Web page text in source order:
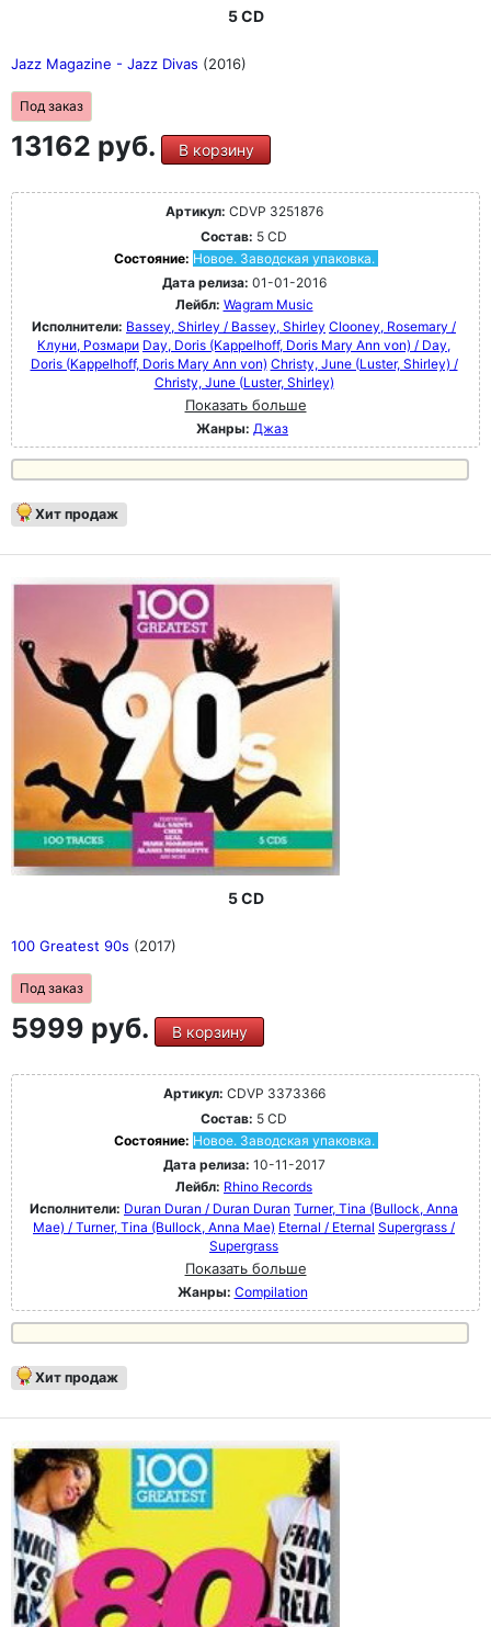
5 CD
Jazz Magazine - Jazz Divas (2016)
Под заказ
13162 руб. В корзину
Артикул: CDVP 3251876
Состав: 5 CD
Состояние: Новое. Заводская упаковка.
Дата релиза: 01-01-2016
Лейбл: Wagram Music
Исполнители: Bassey, Shirley / Bassey, Shirley Clooney, Rosemary /
Клуни, Розмари Day, Doris (Kappelhoff, Doris Mary Ann von) / Day,
Doris (Kappelhoff, Doris Mary Ann von) Christy, June (Luster, Shirley) /
Christy, June (Luster, Shirley)
Показать больше
Жанры: Джаз
Хит продаж
5 CD
100 Greatest 90s (2017)
Под заказ
5999 руб. В корзину
Артикул: CDVP 3373366
Состав: 5 CD
Состояние: Новое. Заводская упаковка.
Дата релиза: 10-11-2017
Лейбл: Rhino Records
Исполнители: Duran Duran / Duran Duran Turner, Tina (Bullock, Anna
Mae) / Turner, Tina (Bullock, Anna Mae) Eternal / Eternal Supergrass /
Supergrass
Показать больше
Жанры: Compilation
Хит продаж